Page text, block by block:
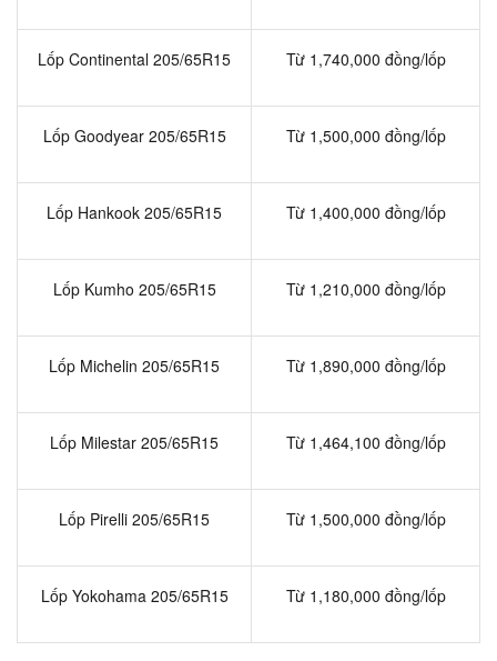
Lốp Continental 205/65R15 Từ 1,740,000 đồng/lốp
Lốp Goodyear 205/65R15 Từ 1,500,000 đồng/lốp
Lốp Hankook 205/65R15 Từ 1,400,000 đồng/lốp
Lốp Kumho 205/65R15 Từ 1,210,000 đồng/lốp
Lốp Michelin 205/65R15 Từ 1,890,000 đồng/lốp
Lốp Milestar 205/65R15 Từ 1,464,100 đồng/lốp
Lốp Pirelli 205/65R15 Từ 1,500,000 đồng/lốp
Lốp Yokohama 205/65R15 Từ 1,180,000 đồng/lốp